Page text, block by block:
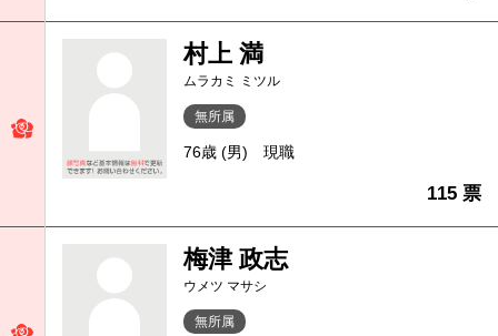
村上 満
ムラカミ ミツル
無所属
76歳 (男) 現職
115 票
梅津 政志
ウメツ マサシ
無所属